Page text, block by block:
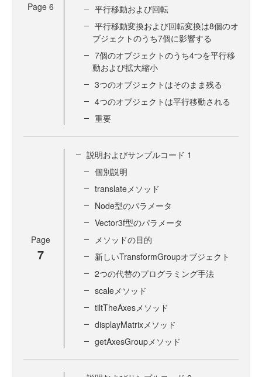
Page 6
平行移動および回転
平行移動変換および回転変換は8個のオ
ブジェクトのうち7個に影響する
7個のオブジェクトのうち4つを平行移
動および拡大縮小
3つのオブジェクトはそのまま残る
4つのオブジェクトは平行移動される
重要
Page
7
説明およびサンプルコード 1
個別説明
translateメソッド
Node型のパラメータ
Vector3f型のパラメータ
メソッドの目的
新しいTransformGroupオブジェクト
2つの代替のプログラミング手法
scaleメソッド
tiltTheAxesメソッド
displayMatrixメソッド
getAxesGroupメソッド